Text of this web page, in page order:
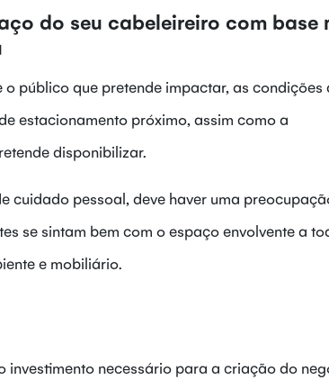
do seu cabeleireiro com base
público que pretende impactar, as condições
estacionamento próximo, assim como a
disponibilizar.
cuidado pessoal, deve haver uma
se sintam bem com o espaço envolvente a
e mobiliário.
investimento necessário para a criação do